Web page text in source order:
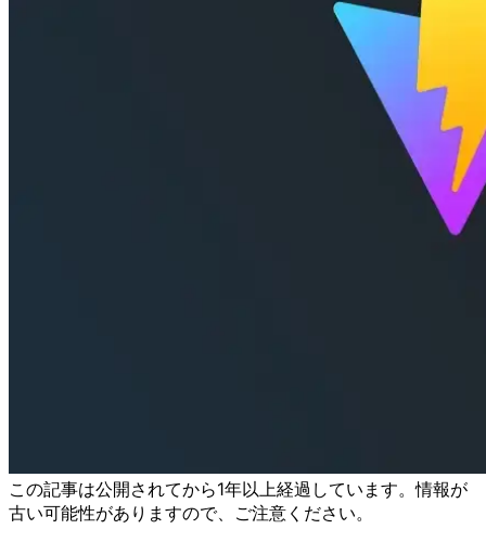
この記事は公開されてから1年以上経過しています。情報が
古い可能性がありますので、ご注意ください。